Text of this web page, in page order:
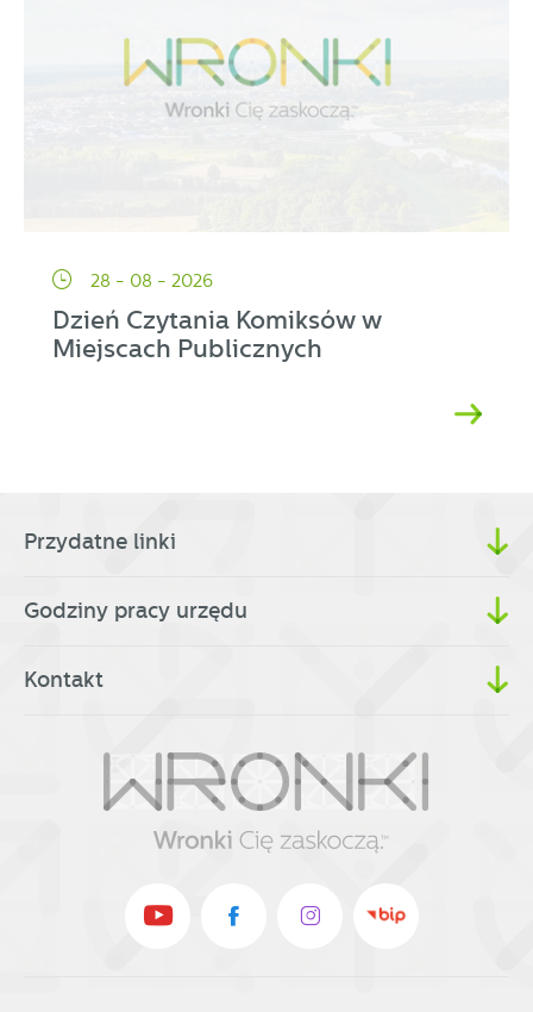
28 - 08 - 2026
Dzień Czytania Komiksów w
Miejscach Publicznych
Przydatne linki
Godziny pracy urzędu
Kontakt